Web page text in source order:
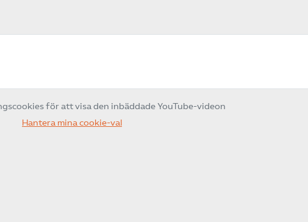
för att visa den inbäddade YouTube-videon
Hantera mina cookie-val